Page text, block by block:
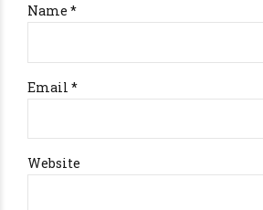
Name *
Email *
Website